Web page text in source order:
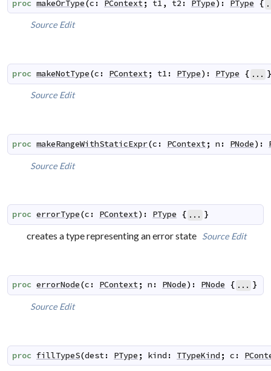
proc makeOrType(c : PContext; t1 , t2 : PType) : PType {
Source Edit
proc makeNotType(c : PContext; t1 : PType) : PType { ...
Source Edit
proc makeRangeWithStaticExpr(c : PContext; n : PNode) :
Source Edit
proc errorType(c : PContext) : PType { ... }
creates a type representing an error state Source Edit
proc errorNode(c : PContext; n : PNode) : PNode { ... }
Source Edit
proc fillTypeS(dest: PType ; kind : TTypeKind ; c :